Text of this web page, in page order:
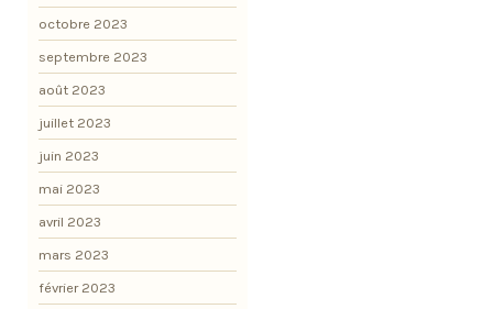
octobre 2023
septembre 2023
août 2023
juillet 2023
juin 2023
mai 2023
avril 2023
mars 2023
février 2023